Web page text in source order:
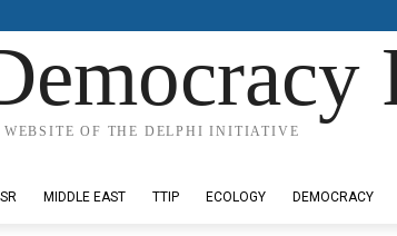
WEBSITE OF THE DELPHI INITIATIVE
MIDDLE EAST TTIP ECOLOGY DEMOCRACY